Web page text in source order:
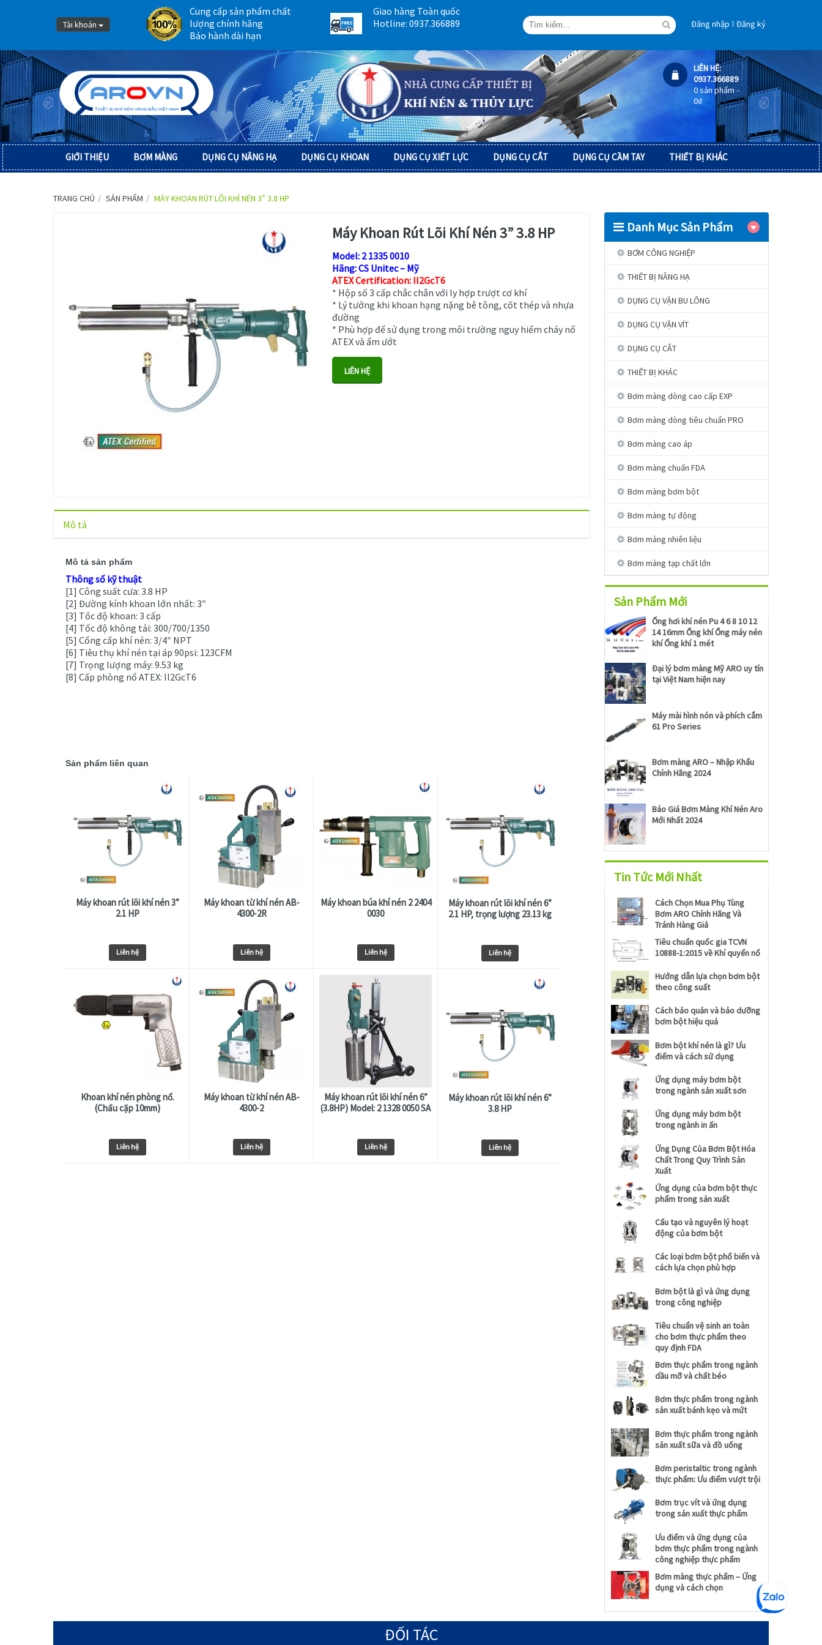
Tài khoản
Cung cấp sản phẩm chất
lượng chính hãng
Bảo hành dài hạn
Giao hàng Toàn quốc
Hotline: 0937.366889
Đăng nhập Đăng ký
LIÊN HỆ:
0937.366889
0 sản phẩm -
0₫
GIỚI THIỆU BƠM MÀNG DỤNG CỤ NÂNG HẠ DỤNG CỤ KHOAN DỤNG CỤ XIẾT LỰC DỤNG CỤ CẮT DỤNG CỤ CẦM TAY THIẾT BỊ KHÁC
TRANG CHỦ SẢN PHẨM MÁY KHOAN RÚT LÕI KHÍ NÉN 3” 3.8 HP
Máy Khoan Rút Lõi Khí Nén 3” 3.8 HP
Model: 2 1335 0010
Hãng: CS Unitec – Mỹ
ATEX Certification: II2GcT6
* Hộp số 3 cấp chắc chắn với ly hợp trượt cơ khí
* Lý tưởng khi khoan hạng nặng bê tông, cốt thép và nhựa
đường
* Phù hợp để sử dụng trong môi trường nguy hiểm cháy nổ
ATEX và ẩm ướt
LIÊN HỆ
Mô tả
Mô tả sản phẩm
Thông số kỹ thuật
[1] Công suất cưa: 3.8 HP
[2] Đường kính khoan lớn nhất: 3″
[3] Tốc độ khoan: 3 cấp
[4] Tốc độ không tải: 300/700/1350
[5] Cổng cấp khí nén: 3/4″ NPT
[6] Tiêu thụ khí nén tại áp 90psi: 123CFM
[7] Trọng lượng máy: 9.53 kg
[8] Cấp phòng nổ ATEX: II2GcT6
Sản phẩm liên quan
Máy khoan rút lõi khí nén 3”
2.1 HP
Liên hệ
Máy khoan từ khí nén AB-
4300-2R
Liên hệ
Máy khoan búa khí nén 2 2404
0030
Liên hệ
Máy khoan rút lõi khí nén 6”
2.1 HP, trọng lượng 23.13 kg
Liên hệ
Khoan khí nén phòng nổ.
(Chấu cặp 10mm)
Liên hệ
Máy khoan từ khí nén AB-
4300-2
Liên hệ
Máy khoan rút lõi khí nén 6”
(3.8HP) Model: 2 1328 0050 SA
Liên hệ
Máy khoan rút lõi khí nén 6”
3.8 HP
Liên hệ
Danh Mục Sản Phẩm
BƠM CÔNG NGHIỆP
THIẾT BỊ NÂNG HẠ
DỤNG CỤ VẶN BU LÔNG
DỤNG CỤ VẶN VÍT
DỤNG CỤ CẮT
THIẾT BỊ KHÁC
Bơm màng dòng cao cấp EXP
Bơm màng dòng tiêu chuẩn PRO
Bơm màng cao áp
Bơm màng chuẩn FDA
Bơm màng bơm bột
Bơm màng tự động
Bơm màng nhiên liệu
Bơm màng tạp chất lớn
Sản Phẩm Mới
Ống hơi khí nén Pu 4 6 8 10 12
14 16mm Ống khí Ống máy nén
khí Ống khí 1 mét
Đại lý bơm màng Mỹ ARO uy tín
tại Việt Nam hiện nay
Máy mài hình nón và phích cắm
61 Pro Series
Bơm màng ARO – Nhập Khẩu
Chính Hãng 2024
Báo Giá Bơm Màng Khí Nén Aro
Mới Nhất 2024
Tin Tức Mới Nhất
Cách Chọn Mua Phụ Tùng
Bơm ARO Chính Hãng Và
Tránh Hàng Giả
Tiêu chuẩn quốc gia TCVN
10888-1:2015 về Khí quyển nổ
Hướng dẫn lựa chọn bơm bột
theo công suất
Cách bảo quản và bảo dưỡng
bơm bột hiệu quả
Bơm bột khí nén là gì? Ưu
điểm và cách sử dụng
Ứng dụng máy bơm bột
trong ngành sản xuất sơn
Ứng dụng máy bơm bột
trong ngành in ấn
Ứng Dụng Của Bơm Bột Hóa
Chất Trong Quy Trình Sản
Xuất
Ứng dụng của bơm bột thực
phẩm trong sản xuất
Cấu tạo và nguyên lý hoạt
động của bơm bột
Các loại bơm bột phổ biến và
cách lựa chọn phù hợp
Bơm bột là gì và ứng dụng
trong công nghiệp
Tiêu chuẩn vệ sinh an toàn
cho bơm thực phẩm theo
quy định FDA
Bơm thực phẩm trong ngành
dầu mỡ và chất béo
Bơm thực phẩm trong ngành
sản xuất bánh kẹo và mứt
Bơm thực phẩm trong ngành
sản xuất sữa và đồ uống
Bơm peristaltic trong ngành
thực phẩm: Ưu điểm vượt trội
Bơm trục vít và ứng dụng
trong sản xuất thực phẩm
Ưu điểm và ứng dụng của
bơm thực phẩm trong ngành
công nghiệp thực phẩm
Bơm màng thực phẩm – Ứng
dụng và cách chọn
ĐỐI TÁC